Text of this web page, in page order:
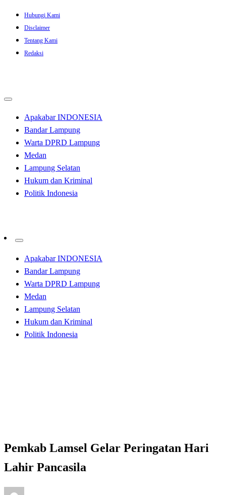
Skip
content
Hubungi Kami
Disclaimer
Tentang Kami
Redaksi
Apakabar INDONESIA
Bandar Lampung
Warta DPRD Lampung
Medan
Lampung Selatan
Hukum dan Kriminal
Politik Indonesia
Apakabar INDONESIA
Bandar Lampung
Warta DPRD Lampung
Medan
Lampung Selatan
Hukum dan Kriminal
Politik Indonesia
Pemkab Lamsel Gelar Peringatan Hari
Lahir Pancasila